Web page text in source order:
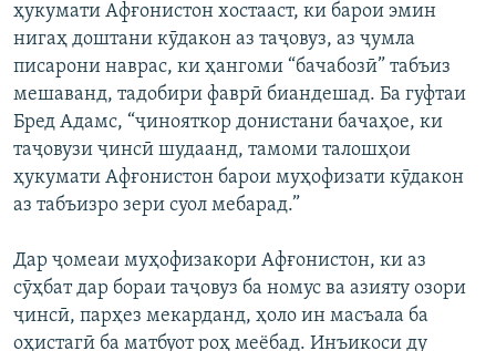
ҳукумати Афғонистон хостааст, ки барои эмин
нигаҳ доштани кӯдакон аз таҷовуз, аз ҷумла
писарони наврас, ки ҳангоми “бачабозӣ” табъиз
мешаванд, тадобири фаврӣ биандешад. Ба гуфтаи
Бред Адамс, “ҷинояткор донистани бачаҳое, ки
таҷовузи ҷинсӣ шудаанд, тамоми талошҳои
ҳукумати Афғонистон барои муҳофизати кӯдакон
аз табъизро зери суол мебарад.”
Дар ҷомеаи муҳофизакори Афғонистон, ки аз
сӯҳбат дар бораи таҷовуз ба номус ва азияту озори
ҷинсӣ, парҳез мекарданд, ҳоло ин масъала ба
оҳистагӣ ба матбуот роҳ меёбад. Инъикоси ду